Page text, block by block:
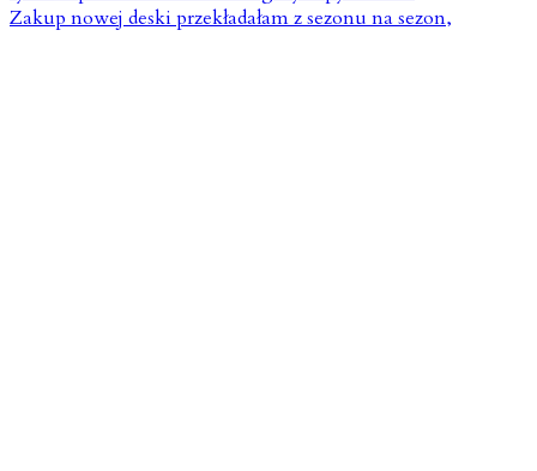
Zakup nowej deski przekładałam z sezonu na sezon,